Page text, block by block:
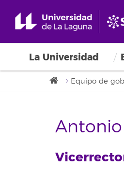
La Universidad
Equipo de